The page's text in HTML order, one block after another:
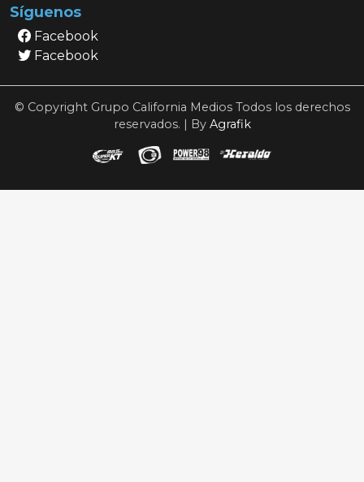
Síguenos
Facebook
Facebook
© Copyright Grupo California Medios Todos los derechos
reservados. | By Agrafik